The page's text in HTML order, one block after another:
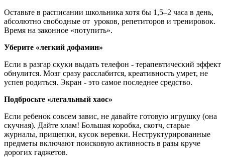
Оставьте в расписании школьника хотя бы 1,5–2 часа в день,
абсолютно свободные от уроков, репетиторов и тренировок.
Время на законное «потупить».
Уберите «легкий дофамин»
Если в разгар скуки выдать телефон - терапевтический эффект
обнулится. Мозг сразу расслабится, креативность умрет, не
успев родиться. Экран - это самое последнее средство.
Подбросьте «легальный хаос»
Если ребенок совсем завис, не давайте готовую игрушку (она
скучная). Дайте хлам! Большая коробка, скотч, старые
журналы, прищепки, кусок веревки. Неструктурированные
предметы включают поисковую активность в разы круче
дорогих гаджетов.